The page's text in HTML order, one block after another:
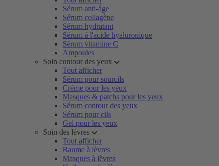
Sérum anti-âge
Sérum collagène
Sérum hydratant
Sérum à l'acide hyaluronique
Sérum vitamine C
Ampoules
Soin contour des yeux
Tout afficher
Sérum pour sourcils
Crème pour les yeux
Masques & patchs pour les yeux
Sérum contour des yeux
Sérum pour cils
Gel pour les yeux
Soin des lèvres
Tout afficher
Baume à lèvres
Masques à lèvres